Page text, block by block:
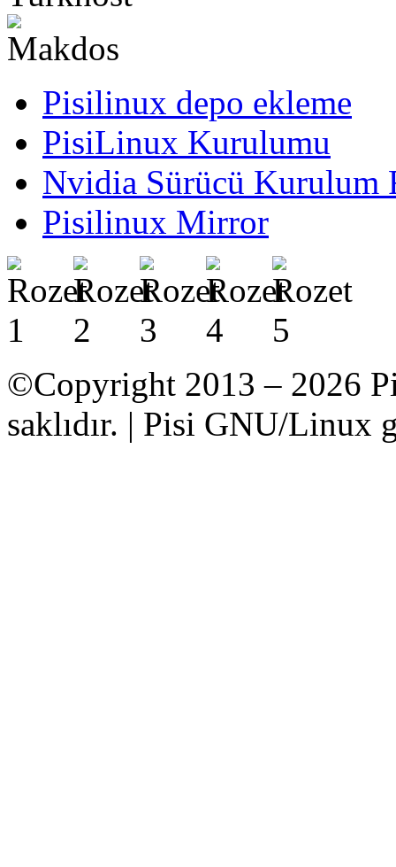
Pisilinux depo ekleme
PisiLinux Kurulumu
Nvidia Sürücü Kurulum
Pisilinux Mirror
©Copyright 2013 – 2026
saklıdır. | Pisi GNU/Linux